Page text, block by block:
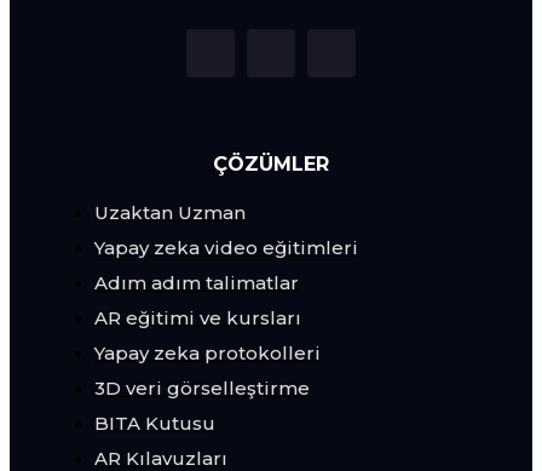
ÇÖZÜMLER
Uzaktan Uzman
Yapay zeka video eğitimleri
Adım adım talimatlar
AR eğitimi ve kursları
Yapay zeka protokolleri
3D veri görselleştirme
BITA Kutusu
AR Kılavuzları